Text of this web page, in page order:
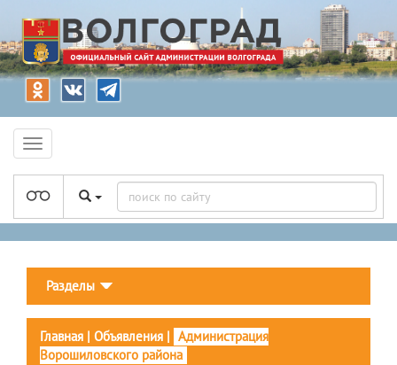
Разделы
Главная | Объявления | Администрация
Ворошиловского района